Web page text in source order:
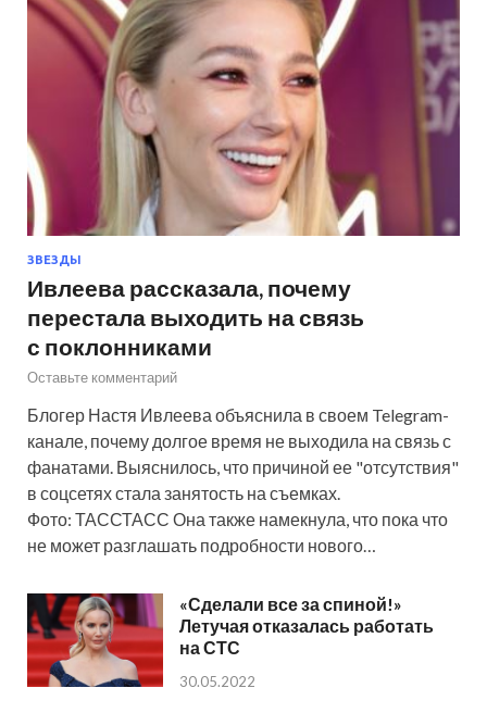
ЗВЕЗДЫ
Ивлеева рассказала, почему
перестала выходить на связь
с поклонниками
Оставьте комментарий
Блогер Настя Ивлеева объяснила в своем Telegram-
канале, почему долгое время не выходила на связь с
фанатами. Выяснилось, что причиной ее "отсутствия"
в соцсетях стала занятость на съемках.
Фото: ТАССТАСС Она также намекнула, что пока что
не может разглашать подробности нового…
«Сделали все за спиной!»
Летучая отказалась работать
на СТС
30.05.2022